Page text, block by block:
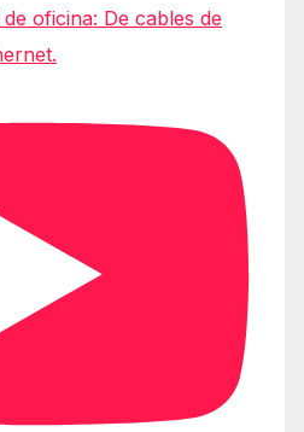
oficina: De cables de